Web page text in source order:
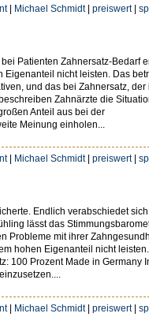
| Michael Schmidt| preiswert|
Patienten Zahnersatz-Bedarf
nicht leisten. Das
und das bei Zahnersatz, der
Zahnärzte die
Anteil aus bei der
Meinung einholen...
| Michael Schmidt| preiswert|
Endlich verabschiedet
lässt das
Probleme mit ihrer
hohen Eigenanteil nicht
100 Prozent Made in Germany
| Michael Schmidt| preiswert|